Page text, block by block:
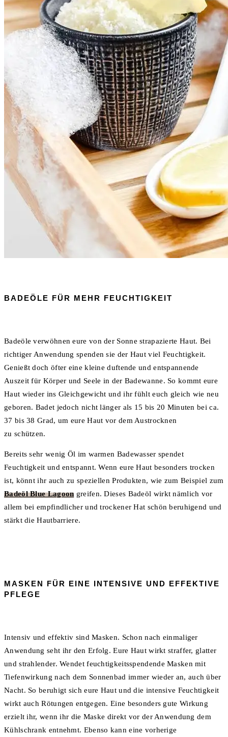
BADEÖLE FÜR MEHR FEUCHTIGKEIT
Badeöle verwöhnen eure von der Sonne strapazierte Haut. Bei
richtiger Anwendung spenden sie der Haut viel Feuchtigkeit.
Genießt doch öfter eine kleine duftende und entspannende
Auszeit für Körper und Seele in der Badewanne. So kommt eure
Haut wieder ins Gleichgewicht und ihr fühlt euch gleich wie neu
geboren. Badet jedoch nicht länger als 15 bis 20 Minuten bei ca.
37 bis 38 Grad, um eure Haut vor dem Austrocknen
zu schützen.
Bereits sehr wenig Öl im warmen Badewasser spendet
Feuchtigkeit und entspannt. Wenn eure Haut besonders trocken
ist, könnt ihr auch zu speziellen Produkten, wie zum Beispiel zum
Badeöl Blue Lagoon greifen. Dieses Badeöl wirkt nämlich vor
allem bei empfindlicher und trockener Hat schön beruhigend und
stärkt die Hautbarriere.
MASKEN FÜR EINE INTENSIVE UND EFFEKTIVE
PFLEGE
Intensiv und effektiv sind Masken. Schon nach einmaliger
Anwendung seht ihr den Erfolg. Eure Haut wirkt straffer, glatter
und strahlender. Wendet feuchtigkeitsspendende Masken mit
Tiefenwirkung nach dem Sonnenbad immer wieder an, auch über
Nacht. So beruhigt sich eure Haut und die intensive Feuchtigkeit
wirkt auch Rötungen entgegen. Eine besonders gute Wirkung
erzielt ihr, wenn ihr die Maske direkt vor der Anwendung dem
Kühlschrank entnehmt. Ebenso kann eine vorherige